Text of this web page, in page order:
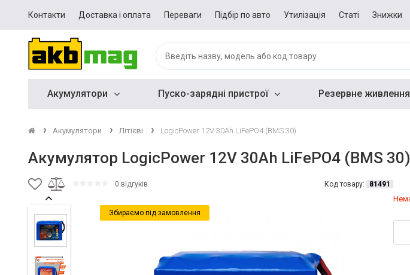
Контакти Доставка і оплата Переваги Підбір по авто Утилізація Статі Знижки
Акумулятори Пуско-зарядні пристрої Резервне живлення
Акумулятори Літієві LogicPower 12V 30Ah LiFePO4 (BMS 30)
Акумулятор LogicPower 12V 30Ah LiFePO4 (BMS 30)
0 відгуків Код товару: 81491
Збираємо під замовлення